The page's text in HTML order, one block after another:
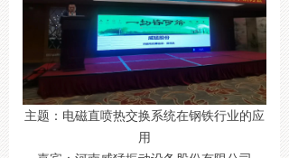
主题：电磁直喷热交换系统在钢铁行业的应
用